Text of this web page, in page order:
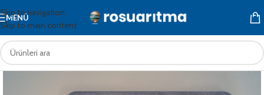
Skip to navigation
Skip to main content
MENÜ